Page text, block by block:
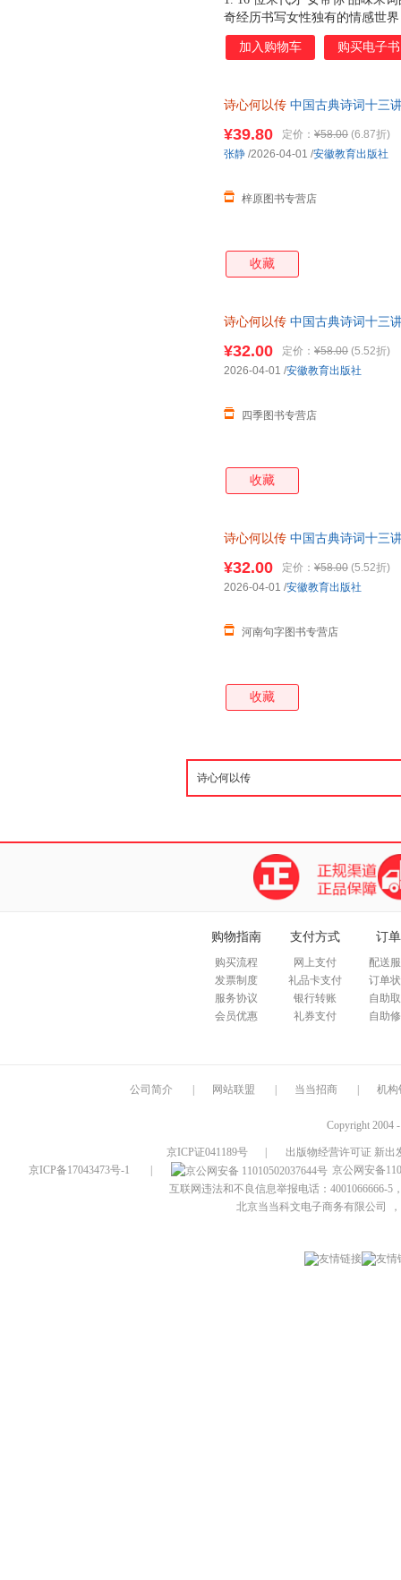
奇经历书写女性独有的情感世
容。 2. 若有诗书藏在心，岁月
娘等在时光中盛开的女子的笔
流传千古的名篇佳句，永驻人
活着的人。
加入购物车 购买电子书
诗心何以传 中国古典诗词十三
¥39.80 定价： ¥58.00 (6.87折)
梓原图书专营店
张静 /2026-04-01 /安徽教育出版社
收藏
诗心何以传 中国古典诗词十三
¥32.00 定价： ¥58.00 (5.52折)
四季图书专营店
2026-04-01 /安徽教育出版社
收藏
诗心何以传 中国古典诗词十三
¥32.00 定价： ¥58.00 (5.52折)
河南句字图书专营店
2026-04-01 /安徽教育出版社
收藏
购物指南
购买流程
发票制度
服务协议
会员优惠
支付方式
网上支付
礼品卡支付
银行转账
礼券支付
订
配送
订单
自助
自助
公司简介 网站联盟 当当招商 机构
Copyright 2004
京ICP证041189号
出版物经营许可证 新出
京ICP备17043473号-1
京公网安备
互联网违法和不良信息举报电话：4001066666-5
北京当当科文电子商务有限公司